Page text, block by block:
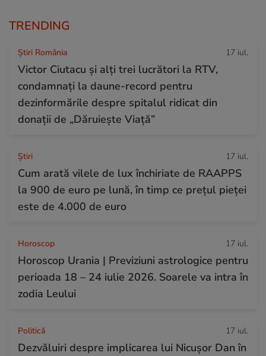
TRENDING
Știri România 17 iul.
Victor Ciutacu și alți trei lucrători la RTV,
condamnați la daune-record pentru
dezinformările despre spitalul ridicat din
donații de „Dăruiește Viață”
Ştiri 17 iul.
Cum arată vilele de lux închiriate de RAAPPS
la 900 de euro pe lună, în timp ce prețul pieței
este de 4.000 de euro
Horoscop 17 iul.
Horoscop Urania | Previziuni astrologice pentru
perioada 18 – 24 iulie 2026. Soarele va intra în
zodia Leului
Politică 17 iul.
Dezvăluiri despre implicarea lui Nicușor Dan în